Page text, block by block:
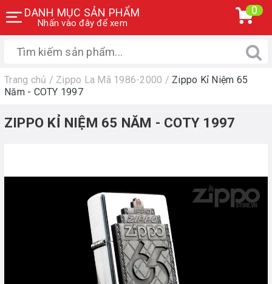
DANH MỤC SẢN PHẨM
Nhấn vào đây để xem
0
Trang chủ / Zippo La Mã 1986-2000 / Zippo Kỉ Niệm 65
Năm - COTY 1997
ZIPPO KỈ NIỆM 65 NĂM - COTY 1997